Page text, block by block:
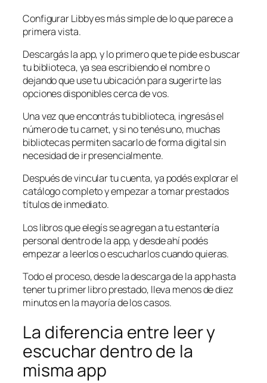
Configurar Libby es más simple de lo que parece a
primera vista.
Descargás la app, y lo primero que te pide es buscar
tu biblioteca, ya sea escribiendo el nombre o
dejando que use tu ubicación para sugerirte las
opciones disponibles cerca de vos.
Una vez que encontrás tu biblioteca, ingresás el
número de tu carnet, y si no tenés uno, muchas
bibliotecas permiten sacarlo de forma digital sin
necesidad de ir presencialmente.
Después de vincular tu cuenta, ya podés explorar el
catálogo completo y empezar a tomar prestados
títulos de inmediato.
Los libros que elegís se agregan a tu estantería
personal dentro de la app, y desde ahí podés
empezar a leerlos o escucharlos cuando quieras.
Todo el proceso, desde la descarga de la app hasta
tener tu primer libro prestado, lleva menos de diez
minutos en la mayoría de los casos.
La diferencia entre leer y
escuchar dentro de la
misma app